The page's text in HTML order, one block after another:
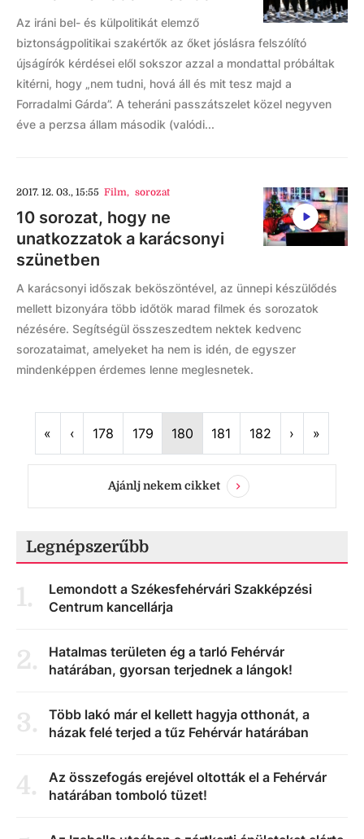
Az iráni bel- és külpolitikát elemző
biztonságpolitikai szakértők az őket jóslásra felszólító
újságírók kérdései elől sokszor azzal a mondattal próbáltak
kitérni, hogy „nem tudni, hová áll és mit tesz majd a
Forradalmi Gárda”. A teheráni passzátszelet közel negyven
éve a perzsa állam második (valódi...
2017. 12. 03., 15:55 Film, sorozat
10 sorozat, hogy ne
unatkozzatok a karácsonyi
szünetben
A karácsonyi időszak beköszöntével, az ünnepi készülődés
mellett bizonyára több időtök marad filmek és sorozatok
nézésére. Segítségül összeszedtem nektek kedvenc
sorozataimat, amelyeket ha nem is idén, de egyszer
mindenképpen érdemes lenne meglesnetek.
« First‹Previous
178 179 180 181 182 › Next
»Last
Ajánlj nekem cikket
Legnépszerűbb
1.
Lemondott a Székesfehérvári Szakképzési
Centrum kancellárja
2.
Hatalmas területen ég a tarló Fehérvár
határában, gyorsan terjednek a lángok!
3.
Több lakó már el kellett hagyja otthonát, a
házak felé terjed a tűz Fehérvár határában
4.
Az összefogás erejével oltották el a Fehérvár
határában tomboló tüzet!